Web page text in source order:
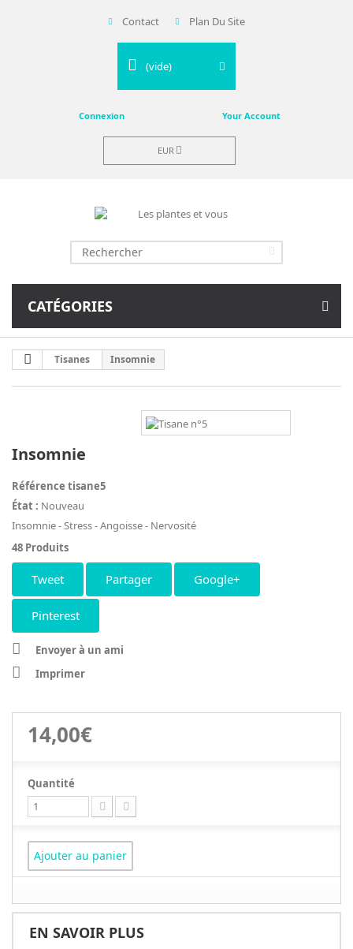
Contact Plan Du Site
(vide)
Connexion Your Account
EUR
CATÉGORIES
Tisanes Insomnie
Insomnie
Référence tisane5
État : Nouveau
Insomnie - Stress - Angoisse - Nervosité
48 Produits
Tweet Partager Google+
Pinterest
Envoyer à un ami
Imprimer
14,00€
Quantité
Ajouter au panier
EN SAVOIR PLUS